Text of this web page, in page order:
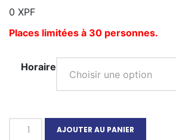
0 XPF
Places limitées à 30 personnes.
Horaire
AJOUTER AU PANIER